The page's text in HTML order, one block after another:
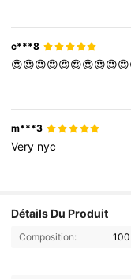
c***8
m***3
Very nyc
Détails Du Produit
Composition: